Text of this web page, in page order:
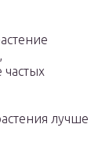
частых
лучше